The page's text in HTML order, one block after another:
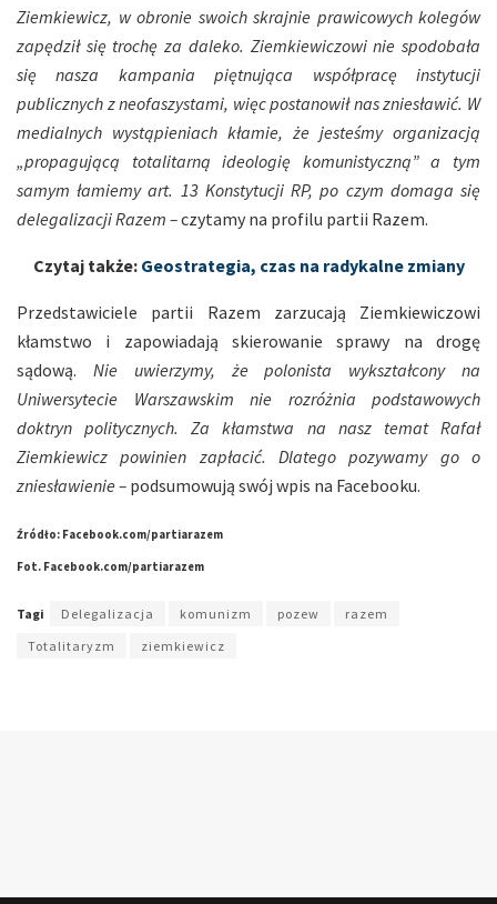
Ziemkiewicz, w obronie swoich skrajnie prawicowych kolegów
zapędził się trochę za daleko. Ziemkiewiczowi nie spodobała
się nasza kampania piętnująca współpracę instytucji
publicznych z neofaszystami, więc postanowił nas zniesławić. W
medialnych wystąpieniach kłamie, że jesteśmy organizacją
„propagującą totalitarną ideologię komunistyczną” a tym
samym łamiemy art. 13 Konstytucji RP, po czym domaga się
delegalizacji Razem –czytamy na profilu partii Razem.
Czytaj także: Geostrategia, czas na radykalne zmiany
Przedstawiciele partii Razem zarzucają Ziemkiewiczowi
kłamstwo i zapowiadają
skierowanie sprawy na drogę
sądową. Nie uwierzymy, że polonista wykształcony na
Uniwersytecie Warszawskim nie rozróżnia podstawowych
doktryn politycznych. Za kłamstwa na nasz temat Rafał
Ziemkiewicz powinien zapłacić. Dlatego pozywamy go o
zniesławienie – podsumowują swój wpis na Facebooku.
Źródło: Facebook.com/partiarazem
Fot. Facebook.com/partiarazem
Tagi Delegalizacja komunizm pozew
razem
Totalitaryzm
ziemkiewicz